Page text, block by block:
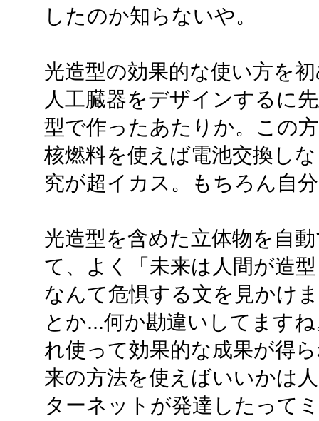
したのか知らないや。
光造型の効果的な使い方を
人工臓器をデザインするに
型で作ったあたりか。この
核燃料を使えば電池交換し
究が超イカス。もちろん自
光造型を含めた立体物を自
て、よく「未来は人間が造
なんて危惧する文を見かけ
とか...何か勘違いしてます
れ使って効果的な成果が得
来の方法を使えばいいかは
ターネットが発達したって